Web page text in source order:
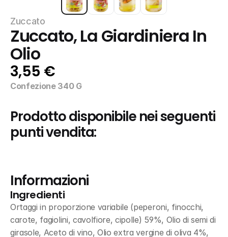
Zuccato
Zuccato, La Giardiniera In
Olio
3,55 €
Confezione 340 G
Prodotto disponibile nei seguenti
punti vendita:
Informazioni
Ingredienti
Ortaggi in proporzione variabile (peperoni, finocchi,
carote, fagiolini, cavolfiore, cipolle) 59%, Olio di semi di
girasole, Aceto di vino, Olio extra vergine di oliva 4%,